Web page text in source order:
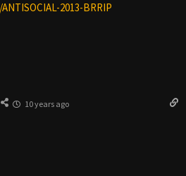
2013-BRRIP
10 years ago